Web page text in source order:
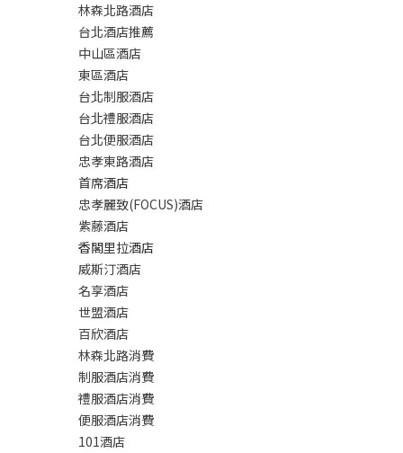
林森北路酒店
台北酒店推薦
中山區酒店
東區酒店
台北制服酒店
台北禮服酒店
台北便服酒店
忠孝東路酒店
首席酒店
忠孝麗致(FOCUS)酒店
紫藤酒店
香閣里拉酒店
威斯汀酒店
名享酒店
世盟酒店
百欣酒店
林森北路消費
制服酒店消費
禮服酒店消費
便服酒店消費
101酒店